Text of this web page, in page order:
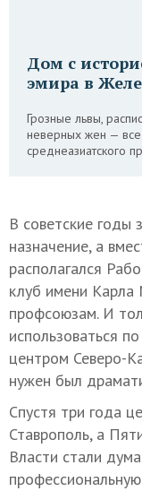
Дом с
эмира в
Грозные львы,
неверных жен —
среднеазиатского
В советские годы
назначение, а
располагался
клуб имени
профсоюзам. И
использоваться
центром Северо-
нужен был
Спустя три года
Ставрополь, а
Власти стали